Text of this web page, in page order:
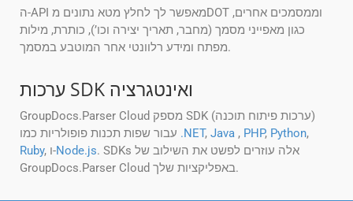
ה-API מאפשר לך לחלץ מטא נתונים מDOT וממסמכים אחרים,
כגון מאפייני מסמך (מחבר, תאריך יצירה וכו’), כותרת, מילות
מפתח ומידע רלוונטי אחר המוטבע במסמך.
ערכות SDK ואינטגרציה
GroupDocs.Parser Cloud מספק SDK (ערכות פיתוח תוכנה)
.NET, Java , PHP, Python,
Ruby
, ו-Node.js. SDKs אלה עוזרים לפשט את השילוב של
GroupDocs.Parser Cloud באפליקציות שלך.